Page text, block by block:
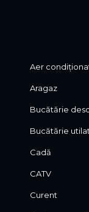
• Gym area
• Basketball &
• Landscaped
Maintenance
Maintenance
• security
• gardening
Aer
Aragaz
Bucătărie
Bucătărie
Cadă
CATV
Curent